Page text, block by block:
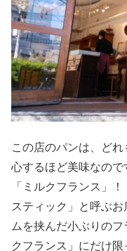
この店のパンは、ど
心するほど美味なの
「ミルクフランス」
スティック」と呼ぶ
ムを挟んだ小ぶりの
クフランス」にだけ